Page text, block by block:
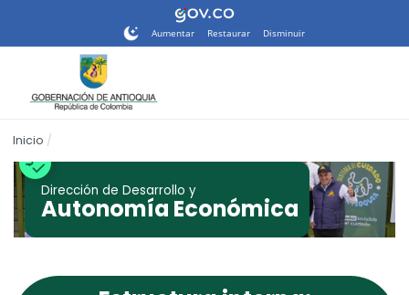
sitio
de
accesibilidad.
Aumentar Restaurar Disminuir
Inicio
Dirección de Desarrollo y
Autonomía Económica